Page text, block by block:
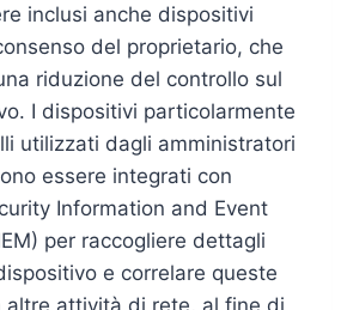
inclusi anche dispositivi
del proprietario, che
riduzione del controllo sul
I dispositivi particolarmente
utilizzati dagli amministratori
essere integrati con
Information and Event
per raccogliere dettagli
e correlare queste
altre attività di rete, al fine di